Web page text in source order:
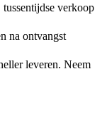
verkoop
na ontvangst
leveren. Neem